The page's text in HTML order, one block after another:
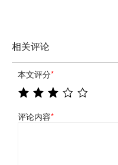
相关评论
本文评分*
评论内容*